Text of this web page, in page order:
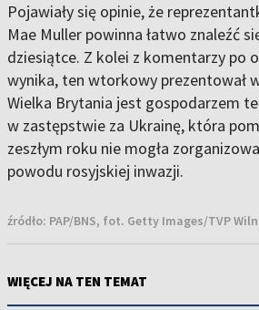
Pojawiały się opinie, że
Mae Muller powinna łatwo znaleźć
dziesiątce. Z kolei z komentarzy po
wynika, ten wtorkowy prezentował
Wielka Brytania jest gospodarzem
w zastępstwie za Ukrainę, która
zeszłym roku nie mogła
powodu rosyjskiej inwazji.
źródło: PAP/BNS, fot. Getty Images/TVP
WIĘCEJ NA TEN TEMAT